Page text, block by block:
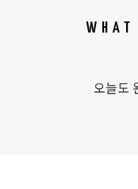
오늘도